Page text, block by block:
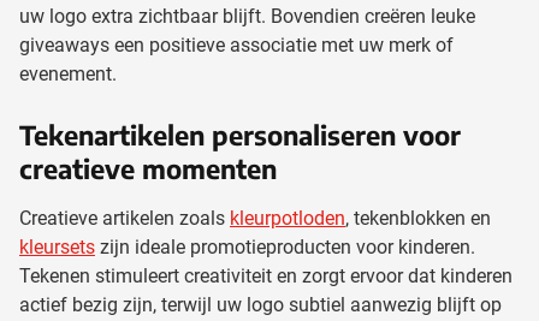
uw logo extra zichtbaar blijft. Bovendien creëren leuke
giveaways een positieve associatie met uw merk of
evenement.
Tekenartikelen personaliseren voor
creatieve momenten
Creatieve artikelen zoals kleurpotloden, tekenblokken en
kleursets zijn ideale promotieproducten voor kinderen.
Tekenen stimuleert creativiteit en zorgt ervoor dat kinderen
actief bezig zijn, terwijl uw logo subtiel aanwezig blijft op